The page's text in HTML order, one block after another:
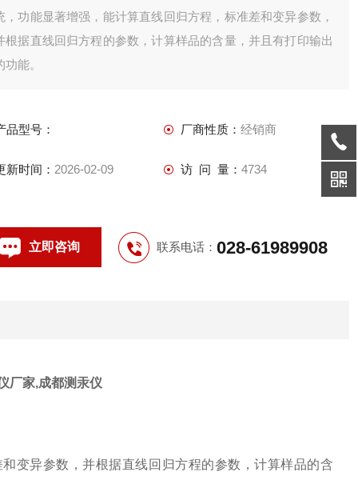
，功能显著增强，能计算直线回归方程，标准差和变异参数，
根据直线回归方程的参数，计算样品的含量，并且有打印输出
功能。
品型号： 厂商性质： 经销商
新时间： 2026-02-09 访 问 量： 4734
立即咨询 联系电话： 028-61989908
厂家,成都测汞仪
变异参数，并根据直线回归方程的参数，计算样品的含